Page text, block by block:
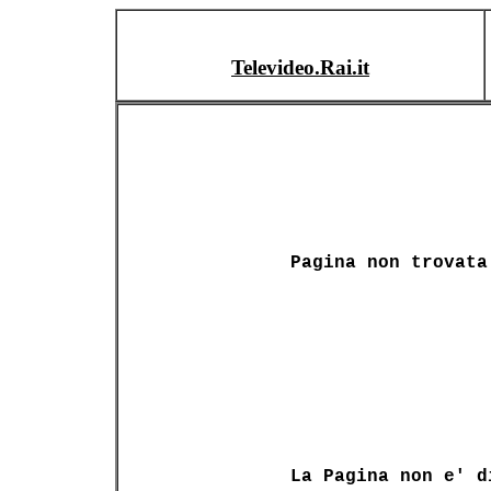
Televideo.Rai.it
Pagina non trovata
La Pagina non e'